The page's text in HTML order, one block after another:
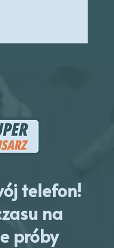
telefon!
na
próby